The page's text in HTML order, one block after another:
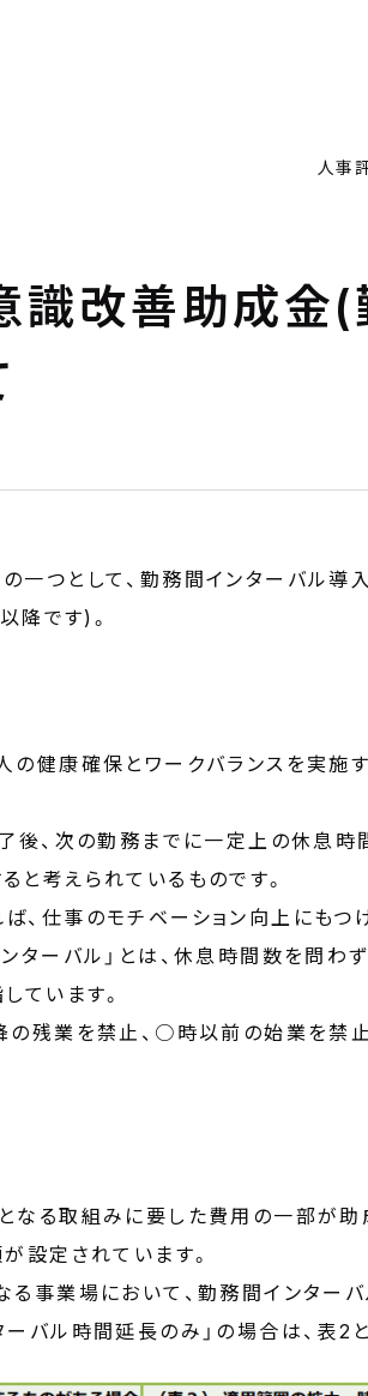
人事
識改善助成
一つとして、勤務間インターバル
降です)。
の健康確保とワークバランスを実
後、次の勤務までに一定上の休息
考えられているものです。
仕事のモチベーション向上にもつ
ターバル」とは、休息時間数を問
ています。
残業を禁止、○時以前の始業を禁
なる取組みに要した費用の一部が
設定されています。
事業場において、勤務間インター
バル時間延長のみ」の場合は、表2